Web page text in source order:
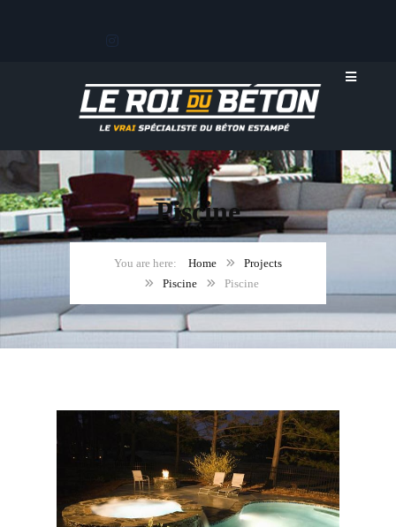
Piscine
Home
Projects
Piscine
Piscine